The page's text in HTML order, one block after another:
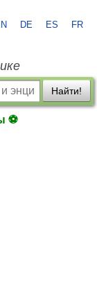
DE ES FR
Найти!
⚽